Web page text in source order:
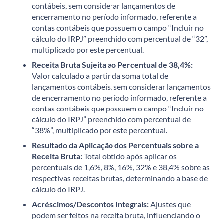
contábeis, sem considerar lançamentos de
encerramento no período informado, referente a
contas contábeis que possuem o campo “Incluir no
cálculo do IRPJ” preenchido com percentual de “32”,
multiplicado por este percentual.
Receita Bruta Sujeita ao Percentual de 38,4%:
Valor calculado a partir da soma total de
lançamentos contábeis, sem considerar lançamentos
de encerramento no período informado, referente a
contas contábeis que possuem o campo “Incluir no
cálculo do IRPJ” preenchido com percentual de
“38%”, multiplicado por este percentual.
Resultado da Aplicação dos Percentuais sobre a
Receita Bruta:Total obtido após aplicar os
percentuais de 1,6%, 8%, 16%, 32% e 38,4% sobre as
respectivas receitas brutas, determinando a base de
cálculo do IRPJ.
Acréscimos/Descontos Integrais: Ajustes que
podem ser feitos na receita bruta, influenciando o